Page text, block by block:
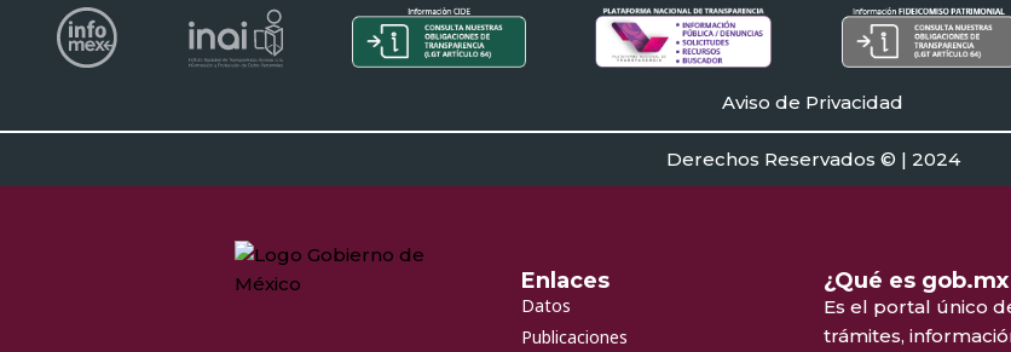
Aviso de Privacidad
Derechos Reservados © | 2024
Enlaces
Datos
Publicaciones
¿Qué es gob.mx
Es el portal único
trámites,